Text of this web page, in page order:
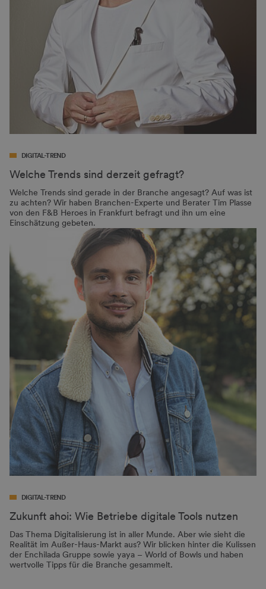
DIGITAL-TREND
Welche Trends sind derzeit gefragt?
Welche Trends sind gerade in der Branche angesagt? Auf was ist
zu achten? Wir haben Branchen-Experte und Berater Tim Plasse
von den F&B Heroes in Frankfurt befragt und ihn um eine
Einschätzung gebeten.
DIGITAL-TREND
Zukunft ahoi: Wie Betriebe digitale Tools nutzen
Das Thema Digitalisierung ist in aller Munde. Aber wie sieht die
Realität im Außer-Haus-Markt aus? Wir blicken hinter die Kulissen
der Enchilada Gruppe sowie yaya – World of Bowls und haben
wertvolle Tipps für die Branche gesammelt.